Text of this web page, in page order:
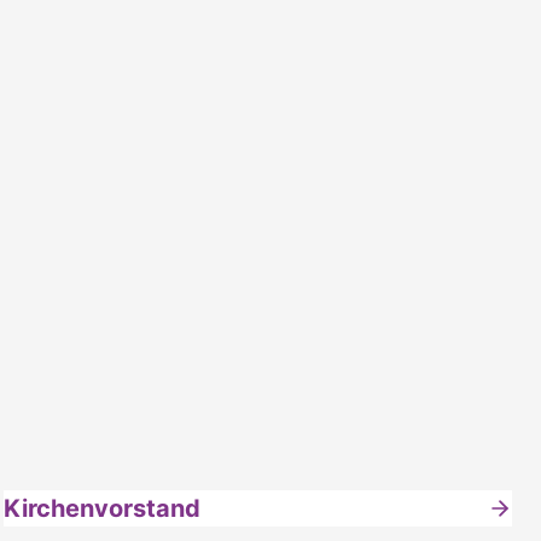
Kirchenvorstand